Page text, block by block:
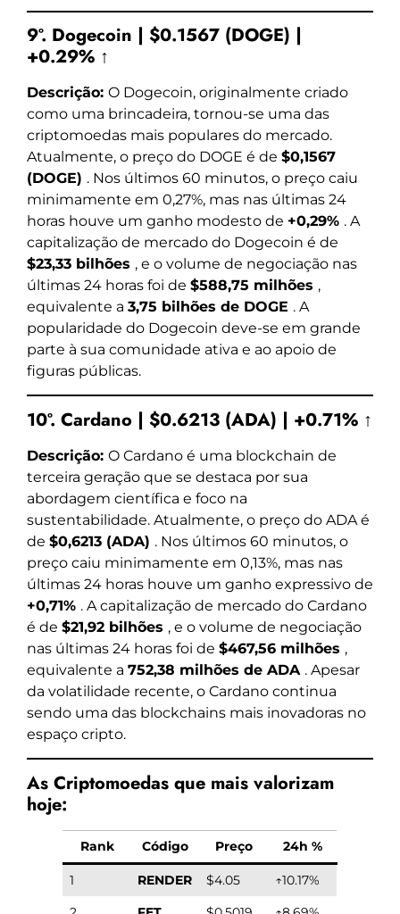
9º. Dogecoin | $0.1567 (DOGE) |
+0.29% ↑
Descrição: O Dogecoin, originalmente criado
como uma brincadeira, tornou-se uma das
criptomoedas mais populares do mercado.
Atualmente, o preço do DOGE é de $0,1567
(DOGE) . Nos últimos 60 minutos, o preço caiu
minimamente em 0,27%, mas nas últimas 24
horas houve um ganho modesto de +0,29% . A
capitalização de mercado do Dogecoin é de
$23,33 bilhões , e o volume de negociação nas
últimas 24 horas foi de $588,75 milhões ,
equivalente a 3,75 bilhões de DOGE . A
popularidade do Dogecoin deve-se em grande
parte à sua comunidade ativa e ao apoio de
figuras públicas.
10º. Cardano | $0.6213 (ADA) | +0.71% ↑
Descrição: O Cardano é uma blockchain de
terceira geração que se destaca por sua
abordagem científica e foco na
sustentabilidade. Atualmente, o preço do ADA é
de $0,6213 (ADA) . Nos últimos 60 minutos, o
preço caiu minimamente em 0,13%, mas nas
últimas 24 horas houve um ganho expressivo de
+0,71% . A capitalização de mercado do Cardano
é de $21,92 bilhões , e o volume de negociação
nas últimas 24 horas foi de $467,56 milhões ,
equivalente a 752,38 milhões de ADA . Apesar
da volatilidade recente, o Cardano continua
sendo uma das blockchains mais inovadoras no
espaço cripto.
As Criptomoedas que mais valorizam
hoje:
Rank Código Preço 24h %
1 RENDER $4.05
↑10.17%